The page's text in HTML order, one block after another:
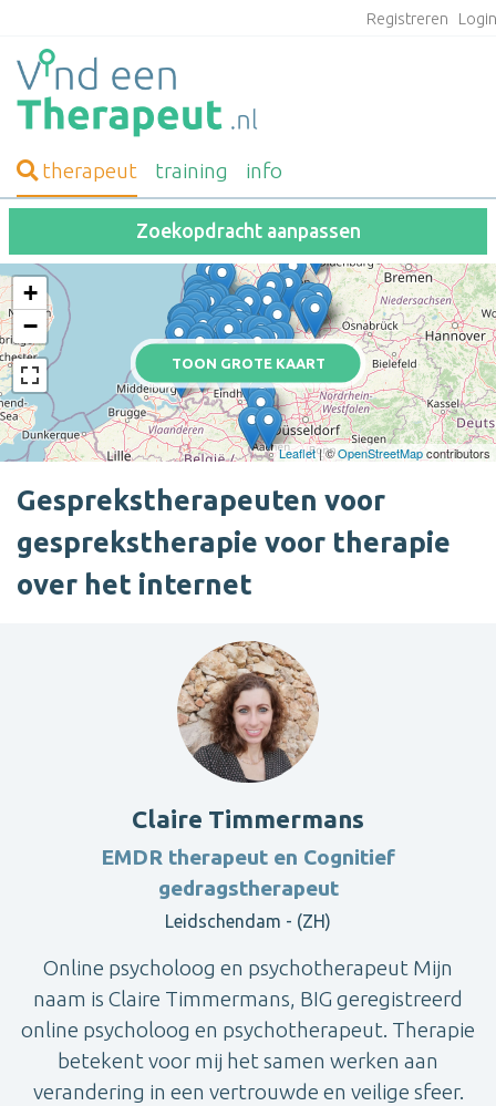
Registreren
therapeut training info
Zoekopdracht aanpassen
TOON GROTE KAART
+
−
Leaflet| ©OpenStreetMapcontributors
Gesprekstherapeuten voor
gesprekstherapie voor therapie
over het internet
Claire Timmermans
EMDR therapeut en Cognitief
gedragstherapeut
Leidschendam - (ZH)
Online psycholoog en psychotherapeut Mijn
naam is Claire Timmermans, BIG geregistreerd
online psycholoog en psychotherapeut. Therapie
betekent voor mij het samen werken aan
verandering in een vertrouwde en veilige sfeer.